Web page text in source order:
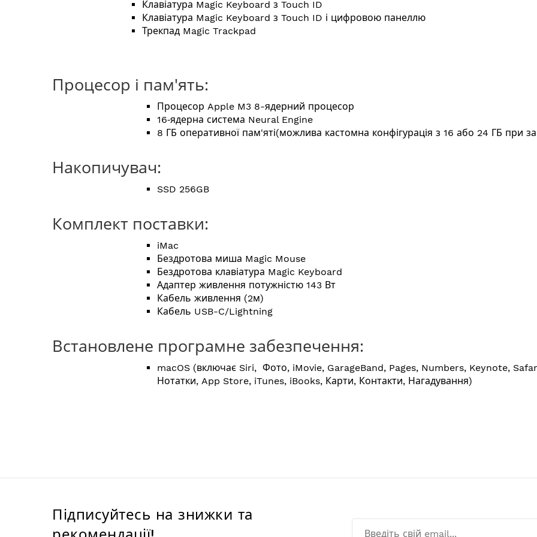
Клавіатура Magic Keyboard з Touch ID
Клавіатура Magic Keyboard з Touch ID і цифровою панеллю
Трекпад Magic Trackpad
Процесор і пам'ять:
Процесор Apple M3 8-ядерний процесор
16‑ядерна система Neural Engine
8 ГБ оперативної пам'яті(можлива кастомна конфігурація з 16 або 24 ГБ при
Накопичувач:
SSD 256GB
Комплект поставки:
iMac
Бездротова миша Magic Mouse
Бездротова клавіатура Magic Keyboard
Адаптер живлення потужністю 143 Вт
Кабель живлення (2м)
Кабель USB-C/Lightning
Встановлене програмне забезпечення:
macOS (включає Siri, Фото, iMovie, GarageBand, Pages, Numbers, Keynote,
Нотатки, App Store, iTunes, iBooks, Карти, Контакти, Нагадування)
Підписуйтесь на знижки та